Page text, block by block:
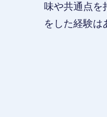
味や共通点
をした経験は